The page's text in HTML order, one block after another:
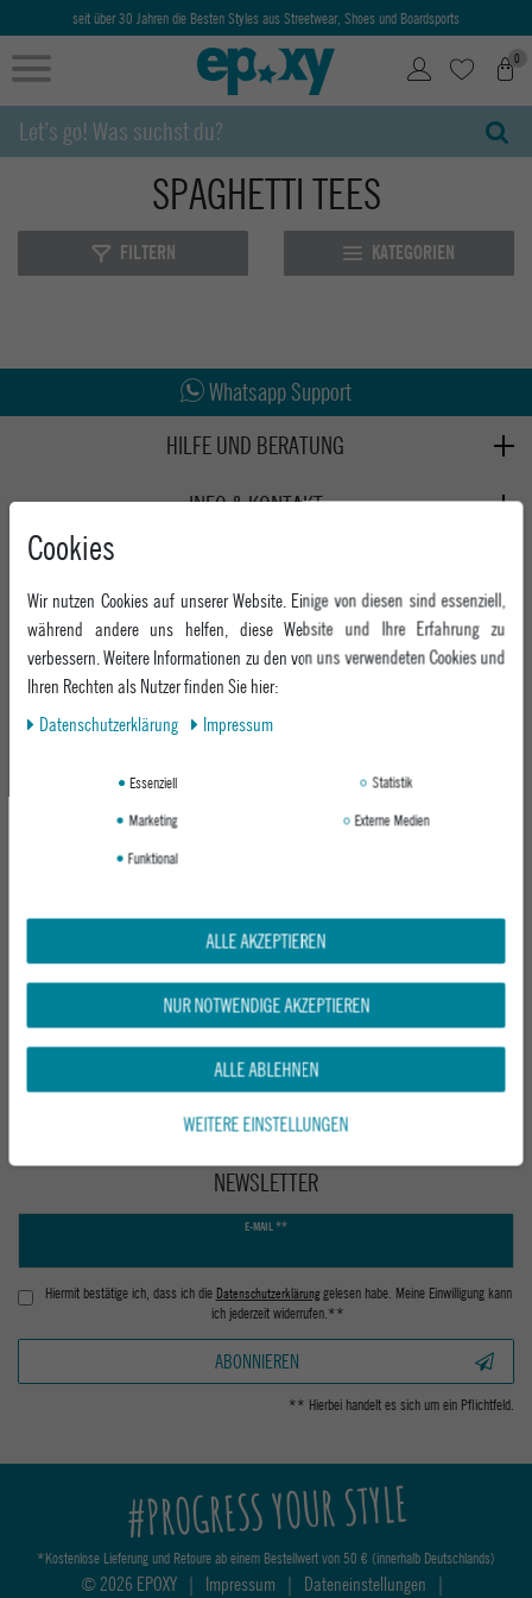
seit über 30 Jahren die Besten Styles aus Streetwear, Shoes und Boardsports
0
SPAGHETTI TEES
FILTERN KATEGORIEN
Whatsapp Support
HILFE UND BERATUNG
Gutscheine
Click & Collect
INFO & KONTAKT
Samstag: 10:00 - 17:00
Whatsapp
Kontaktformular
Jobs
We Care - Wiederverwendete Verpackungen
Verleih
EPOXY STORES
Deggendorf
KEEP UP WITH US
Facebook
VERSAND
GEPRÜFTE SICHERHEIT
NEWSLETTER
E-MAIL **
Hiermit bestätige ich, dass ich die Daten­schutz­erklärunggelesen habe. Meine Einwilligung kann
ich jederzeit widerrufen.**
ABONNIEREN
** Hierbei handelt es sich um ein Pflichtfeld.
#PROGRESS YOUR STYLE
*Kostenlose Lieferung und Retoure ab einem Bestellwert von 50 € (innerhalb Deutschlands)
© 2026 EPOXY | Impressum | Dateneinstellungen |
Cookies
Wir nutzen Cookies auf unserer Website. Einige von diesen sind essenziell,
während andere uns helfen, diese Website und Ihre Erfahrung zu
verbessern. Weitere Informationen zu den von uns verwendeten Cookies und
Ihren Rechten als Nutzer finden Sie hier:
Daten­schutz­erklärung
Impressum
Essenziell
Statistik
Marketing
Externe Medien
Funktional
ALLE AKZEPTIEREN
NUR NOTWENDIGE AKZEPTIEREN
ALLE ABLEHNEN
WEITERE EINSTELLUNGEN